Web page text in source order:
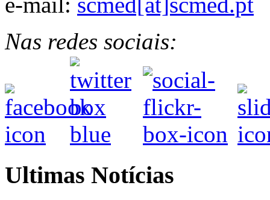
Nas redes sociais:
Ultimas Notícias